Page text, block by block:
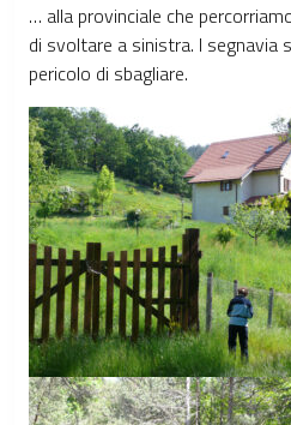
… alla provinciale che
di svoltare a sinistra. I segnavia
pericolo di sbagliare.